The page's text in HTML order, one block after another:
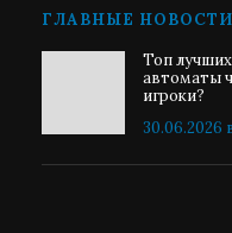
ГЛАВНЫЕ НОВОСТИ
Топ
автоматы
игроки?
30.06.2026